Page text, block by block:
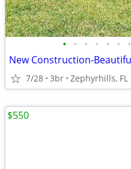
• • • • • • •
7/28 3br Zephyrhills, FL
$550